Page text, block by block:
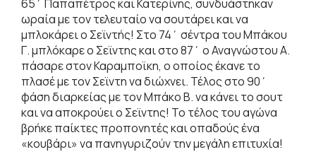
65΄ Παπαπέτρος και Κατερίνης, συνδυάστηκαν
ωραία με τον τελευταίο να σουτάρει και να
μπλοκάρει ο Σεϊντής! Στο 74΄ σέντρα του Μπάκου
Γ. μπλόκαρε ο Σεϊντης και στο 87΄ ο Αναγνώστου Α.
πάσαρε στον Καραμποϊκη, ο οποίος έκανε το
πλασέ με τον Σεϊντη να διώχνει. Τέλος στο 90΄
φάση διαρκείας με τον Μπάκο Β. να κάνει το σουτ
και να αποκρούει ο Σεϊντης! Το τέλος του αγώνα
βρήκε παίκτες προπονητές και οπαδούς ένα
«κουβάρι» να πανηγυριζούν την μεγάλη επιτυχία!